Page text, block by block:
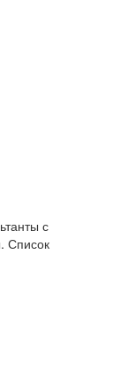
с
Список